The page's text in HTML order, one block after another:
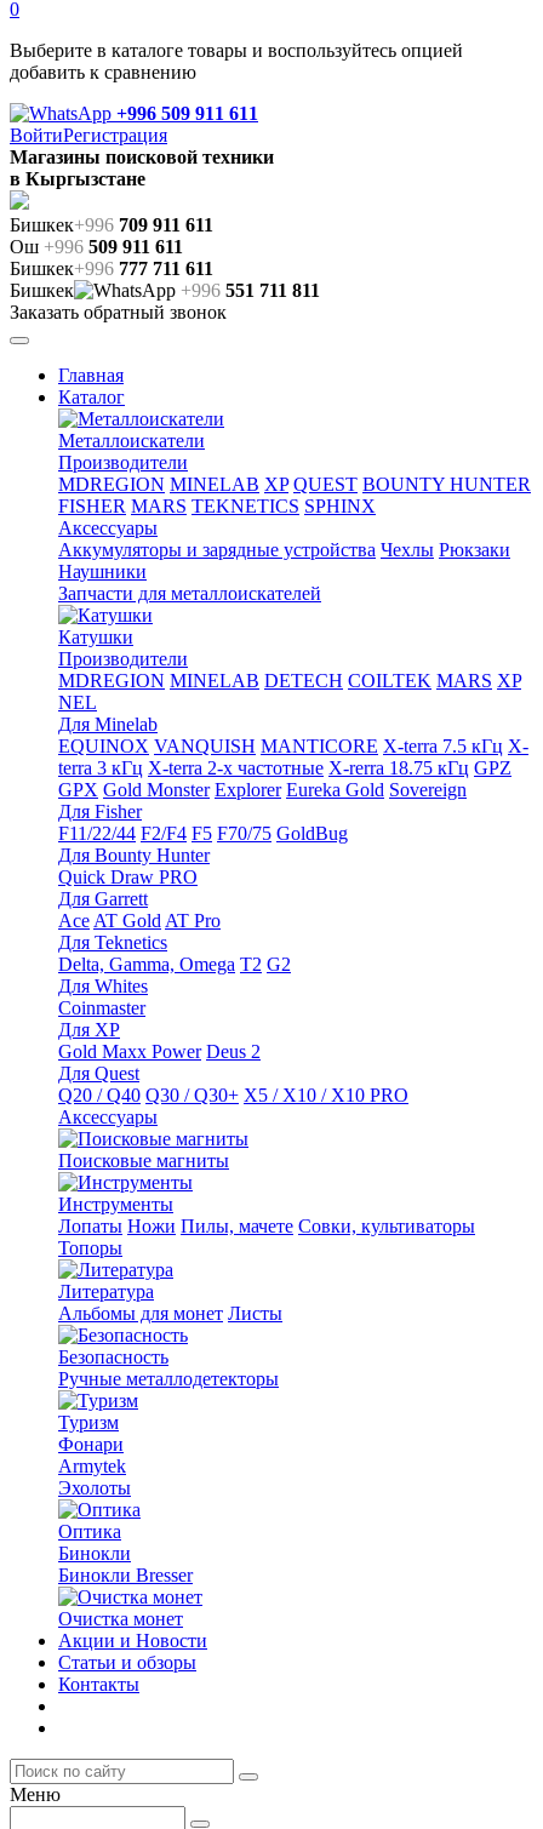
0
Выберите в каталоге товары и воспользуйтесь опцией
добавить к сравнению
+996 509 911 611
ВойтиРегистрация
Магазины поисковой техники
в Кыргызстане
Бишкек+996 709 911 611
Ош +996 509 911 611
Бишкек+996 777 711 611
Бишкек
+996 551 711 811
Заказать обратный звонок
Главная
Каталог
Металлоискатели
Производители
MDREGION MINELAB XP QUEST BOUNTY HUNTER
FISHER MARS TEKNETICS SPHINX
Аксессуары
Аккумуляторы и зарядные устройства Чехлы Рюкзаки
Наушники
Запчасти для металлоискателей
Катушки
Производители
MDREGION MINELAB DETECH COILTEK MARS XP
NEL
Для Minelab
EQUINOX VANQUISH MANTICORE X-terra 7.5 кГц X-
terra 3 кГц X-terra 2-х частотные X-rerra 18.75 кГц GPZ
GPX Gold Monster Explorer Eureka Gold Sovereign
Для Fisher
F11/22/44 F2/F4 F5 F70/75 GoldBug
Для Bounty Hunter
Quick Draw PRO
Для Garrett
Ace AT Gold AT Pro
Для Teknetics
Delta, Gamma, Omega Т2 G2
Для Whites
Coinmaster
Для XP
Gold Maxx Power Deus 2
Для Quest
Q20 / Q40 Q30 / Q30+ X5 / X10 / X10 PRO
Аксессуары
Поисковые магниты
Инструменты
Лопаты Ножи Пилы, мачете Совки, культиваторы
Топоры
Литература
Альбомы для монет Листы
Безопасность
Ручные металлодетекторы
Туризм
Фонари
Armytek
Эхолоты
Оптика
Бинокли
Бинокли Bresser
Очистка монет
Акции и Новости
Статьи и обзоры
Контакты
Меню